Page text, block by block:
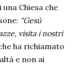
Chiesa che
“Gesù
visita i nostri
ha richiamato
e non ai